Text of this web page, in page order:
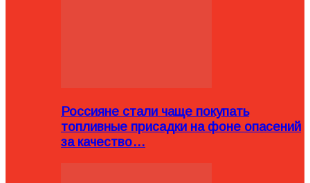
Россияне стали чаще покупать
топливные присадки на фоне опасений
за качество…